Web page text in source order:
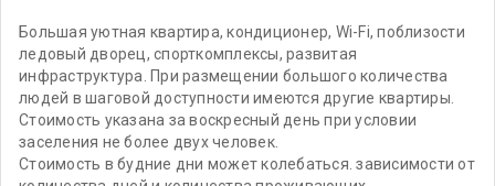
Большая уютная квартира, кондиционер, Wi-Fi, поблизости
ледовый дворец, спорткомплексы, развитая
инфраструктура. При размещении большого количества
людей в шаговой доступности имеются другие квартиры.
Стоимость указана за воскресный день при условии
заселения не более двух человек.
Стоимость в будние дни может колебаться. зависимости от